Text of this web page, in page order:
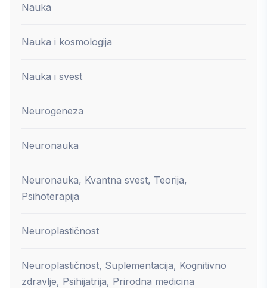
Nauka
Nauka i kosmologija
Nauka i svest
Neurogeneza
Neuronauka
Neuronauka, Kvantna svest, Teorija,
Psihoterapija
Neuroplastičnost
Neuroplastičnost, Suplementacija, Kognitivno
zdravlje, Psihijatrija, Prirodna medicina